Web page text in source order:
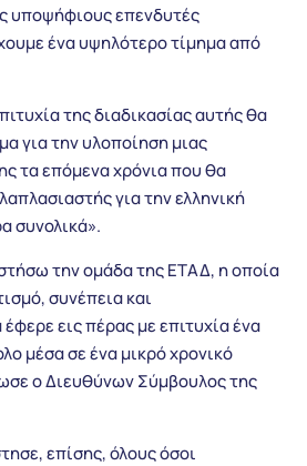
υποψήφιους επενδυτές
ένα υψηλότερο τίμημα από
της διαδικασίας αυτής θα
για την υλοποίηση μιας
τα επόμενα χρόνια που θα
για την ελληνική
συνολικά».
την ομάδα της ΕΤΑΔ, η οποία
συνέπεια και
εις πέρας με επιτυχία ένα
μέσα σε ένα μικρό χρονικό
ο Διευθύνων Σύμβουλος της
επίσης, όλους όσοι